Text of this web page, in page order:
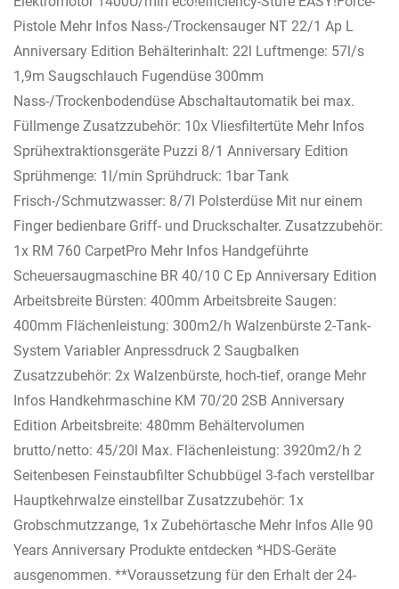
Pistole Mehr Infos Nass-/Trockensauger NT 22/1 Ap L
Anniversary Edition Behälterinhalt: 22l Luftmenge: 57l/s
1,9m Saugschlauch Fugendüse 300mm
Nass-/Trockenbodendüse Abschaltautomatik bei max.
Füllmenge Zusatzzubehör: 10x Vliesfiltertüte Mehr Infos
Sprühextraktionsgeräte Puzzi 8/1 Anniversary Edition
Sprühmenge: 1l/min Sprühdruck: 1bar Tank
Frisch-/Schmutzwasser: 8/7l Polsterdüse Mit nur einem
Finger bedienbare Griff- und Druckschalter. Zusatzzubehör:
1x RM 760 CarpetPro Mehr Infos Handgeführte
Scheuersaugmaschine BR 40/10 C Ep Anniversary Edition
Arbeitsbreite Bürsten: 400mm Arbeitsbreite Saugen:
400mm Flächenleistung: 300m2/h Walzenbürste 2-Tank-
System Variabler Anpressdruck 2 Saugbalken
Zusatzzubehör: 2x Walzenbürste, hoch-tief, orange Mehr
Infos Handkehrmaschine KM 70/20 2SB Anniversary
Edition Arbeitsbreite: 480mm Behältervolumen
brutto/netto: 45/20l Max. Flächenleistung: 3920m2/h 2
Seitenbesen Feinstaubfilter Schubbügel 3-fach verstellbar
Hauptkehrwalze einstellbar Zusatzzubehör: 1x
Grobschmutzzange, 1x Zubehörtasche Mehr Infos Alle 90
Years Anniversary Produkte entdecken *HDS-Geräte
ausgenommen. **Voraussetzung für den Erhalt der 24-